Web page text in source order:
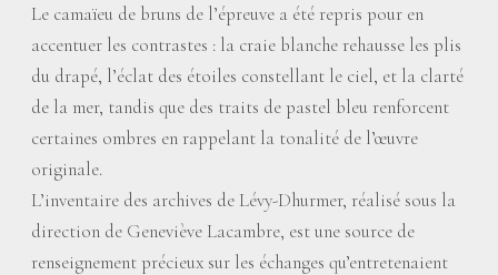
Le camaïeu de bruns de l’épreuve a été repris pour en
accentuer les contrastes : la craie blanche rehausse les plis
du drapé, l’éclat des étoiles constellant le ciel, et la clarté
de la mer, tandis que des traits de pastel bleu renforcent
certaines ombres en rappelant la tonalité de l’œuvre
originale.
L’inventaire des archives de Lévy-Dhurmer, réalisé sous la
direction de Geneviève Lacambre, est une source de
renseignement précieux sur les échanges qu’entretenaient